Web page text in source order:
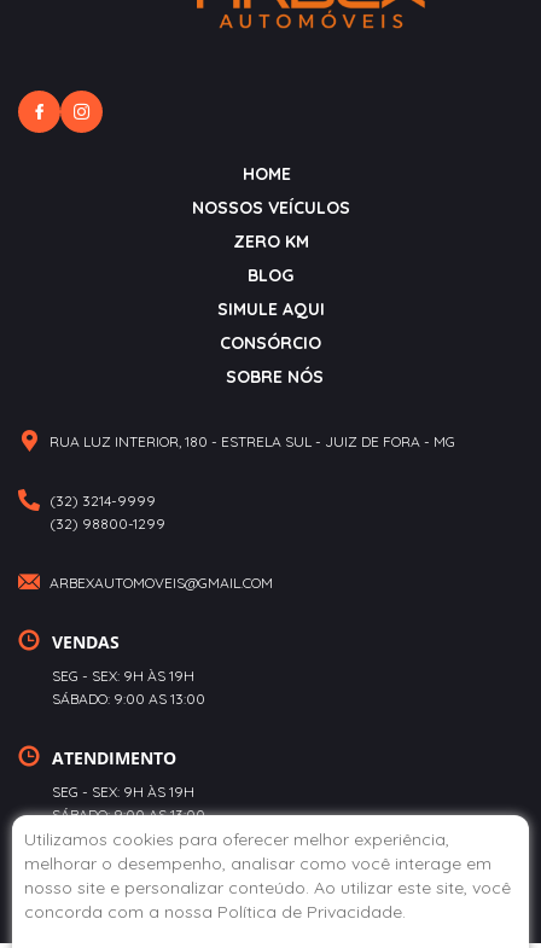
Utilizamos cookies para oferecer melhor experiência,
melhorar o desempenho, analisar como você interage em
nosso site e personalizar conteúdo. Ao utilizar este site, você
concorda com a nossa Política de Privacidade.
HOME
NOSSOS VEÍCULOS
ZERO KM
BLOG
SIMULE AQUI
CONSÓRCIO
SOBRE NÓS
RUA LUZ INTERIOR, 180 - ESTRELA SUL - JUIZ DE FORA - MG
(32) 3214-9999
(32) 98800-1299
ARBEXAUTOMOVEIS@GMAIL.COM
VENDAS
SEG - SEX: 9H ÀS 19H
SÁBADO: 9:00 AS 13:00
ATENDIMENTO
SEG - SEX: 9H ÀS 19H
SÁBADO: 9:00 AS 13:00
POLÍTICA DE PRIVACIDADE